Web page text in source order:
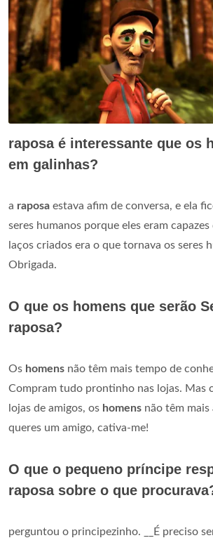
raposa é interessante que os
em galinhas?
a raposa estava afim de conversa, e ela
seres humanos porque eles eram capazes
laços criados era o que tornava os seres
Obrigada.
O que os homens que serão
raposa?
Os homens não têm mais tempo de
Compram tudo prontinho nas lojas. Mas
lojas de amigos, os homens não têm mais
queres um amigo, cativa-me!
O que o pequeno príncipe
raposa sobre o que
perguntou o principezinho. __É preciso